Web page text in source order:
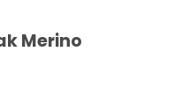
Merino